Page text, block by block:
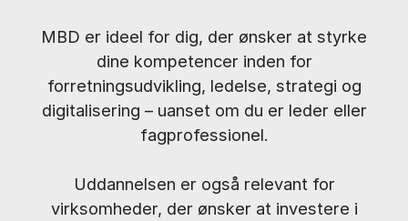
MBD er ideel for dig, der ønsker at styrke
dine kompetencer inden for
forretningsudvikling, ledelse, strategi og
digitalisering – uanset om du er leder eller
fagprofessionel.
Uddannelsen er også relevant for
virksomheder, der ønsker at investere i